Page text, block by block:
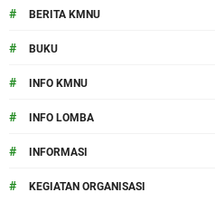
# BERITA KMNU
# BUKU
# INFO KMNU
# INFO LOMBA
# INFORMASI
# KEGIATAN ORGANISASI